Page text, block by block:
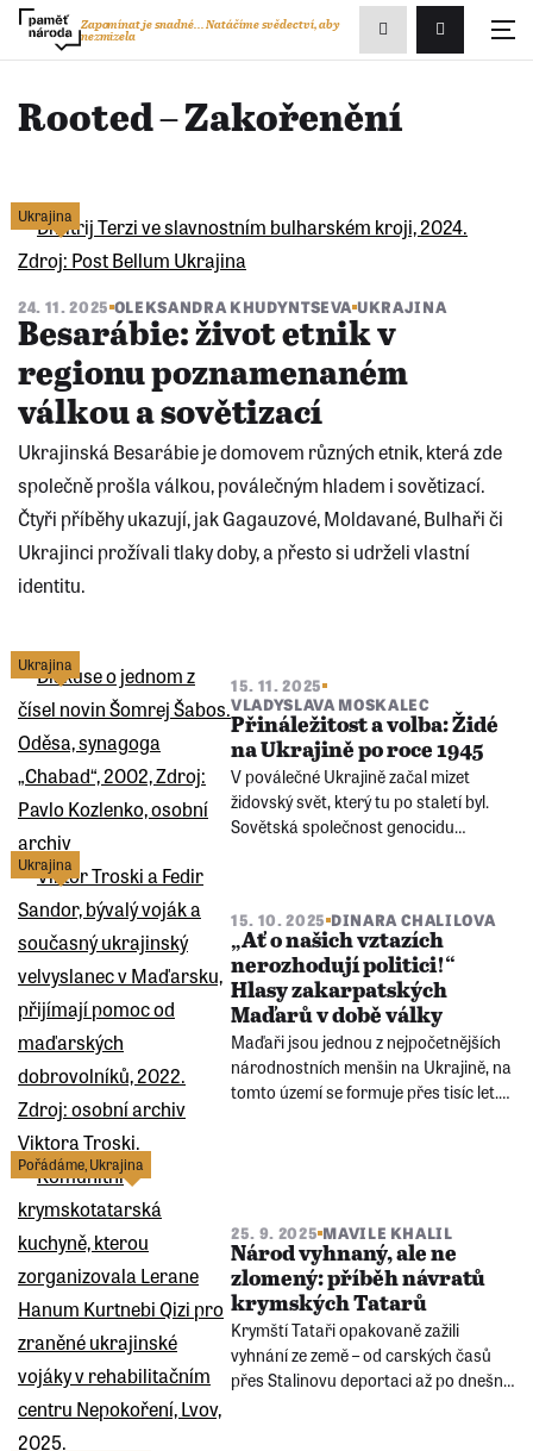
Přihlášení/
Zapomínat je snadné...Natáčíme svědectví, aby
nezmizela
Zobrazit
vyhledávání
Rooted – Zakořenění
Ukrajina
24. 11. 2025 OLEKSANDRA KHUDYNTSEVA UKRAJINA
Besarábie: život etnik v
regionu poznamenaném
válkou a sovětizací
Ukrajinská Besarábie je domovem různých etnik, která zde
společně prošla válkou, poválečným hladem i sovětizací.
Čtyři příběhy ukazují, jak Gagauzové, Moldavané, Bulhaři či
Ukrajinci prožívali tlaky doby, a přesto si udrželi vlastní
identitu.
Ukrajina
15. 11. 2025
VLADYSLAVA MOSKALEC
Přináležitost a volba: Židé
na Ukrajině po roce 1945
V poválečné Ukrajině začal mizet
židovský svět, který tu po staletí byl.
Sovětská společnost genocidu
sebevědomí. Jak se z „těch jiných“
postupně stali „ukrajinští Židé“?
Ukrajina
15. 10. 2025 DINARA CHALILOVA
„Ať o našich vztazích
nerozhodují politici!“
Hlasy zakarpatských
Maďarů v době války
Maďaři jsou jednou z nejpočetnějších
národnostních menšin na Ukrajině, na
tomto území se formuje přes tisíc let.
Pořádáme,Ukrajina
25. 9. 2025 MAVILE KHALIL
Národ vyhnaný, ale ne
zlomený: příběh návratů
krymských Tatarů
Krymští Tataři opakovaně zažili
vyhnání ze země – od carských časů
přes Stalinovu deportaci až po dnešní